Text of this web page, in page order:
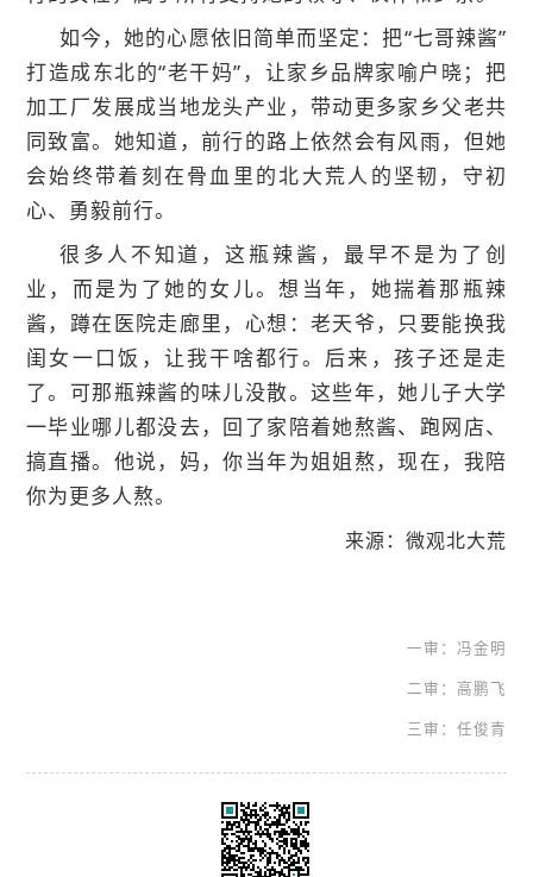
如今，她的心愿依旧简单而坚定：把“七哥辣酱”
打造成东北的“老干妈”，让家乡品牌家喻户晓；把
加工厂发展成当地龙头产业，带动更多家乡父老共
同致富。她知道，前行的路上依然会有风雨，但她
会始终带着刻在骨血里的北大荒人的坚韧，守初
心、勇毅前行。
很多人不知道，这瓶辣酱，最早不是为了创
业，而是为了她的女儿。想当年，她揣着那瓶辣
酱，蹲在医院走廊里，心想：老天爷，只要能换我
闺女一口饭，让我干啥都行。后来，孩子还是走
了。可那瓶辣酱的味儿没散。这些年，她儿子大学
一毕业哪儿都没去，回了家陪着她熬酱、跑网店、
搞直播。他说，妈，你当年为姐姐熬，现在，我陪
你为更多人熬。
来源：微观北大荒
一审：冯金明
二审：高鹏飞
三审：任俊青